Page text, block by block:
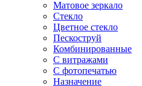
Матовое зеркало
Стекло
Цветное стекло
Пескоструй
Комбинированные
С витражами
С фотопечатью
Назначение